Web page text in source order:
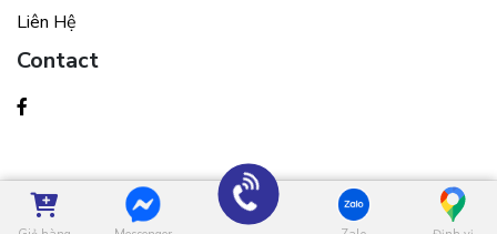
Liên Hệ
Contact